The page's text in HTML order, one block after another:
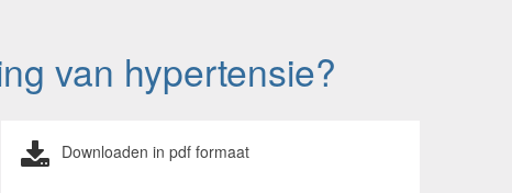
van hypertensie?
Downloaden in pdf formaat